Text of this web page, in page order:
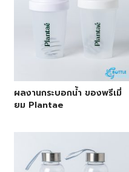
ผลงานกระบอกน้ำ ของพรีเมี่
ยม Plantae